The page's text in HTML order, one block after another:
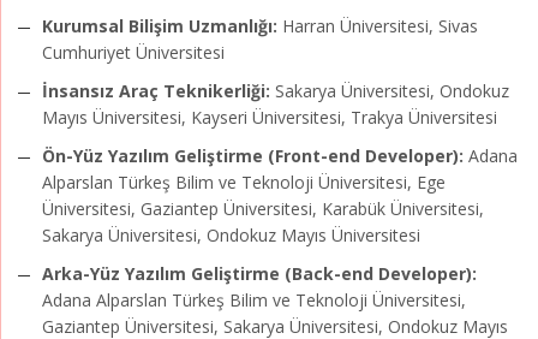
Kurumsal Bilişim Uzmanlığı: Harran Üniversitesi, Sivas
Cumhuriyet Üniversitesi
İnsansız Araç Teknikerliği: Sakarya Üniversitesi, Ondokuz
Mayıs Üniversitesi, Kayseri Üniversitesi, Trakya Üniversitesi
Ön-Yüz Yazılım Geliştirme (Front-end Developer): Adana
Alparslan Türkeş Bilim ve Teknoloji Üniversitesi, Ege
Üniversitesi, Gaziantep Üniversitesi, Karabük Üniversitesi,
Sakarya Üniversitesi, Ondokuz Mayıs Üniversitesi
Arka-Yüz Yazılım Geliştirme (Back-end Developer):
Adana Alparslan Türkeş Bilim ve Teknoloji Üniversitesi,
Gaziantep Üniversitesi, Sakarya Üniversitesi, Ondokuz Mayıs